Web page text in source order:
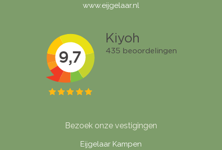
www.eijgelaar.nl
Bezoek onze vestigingen
Eijgelaar Kampen